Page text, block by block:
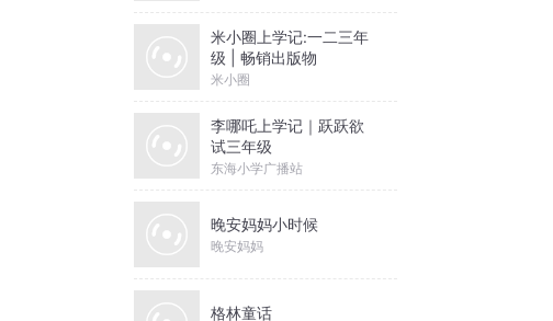
米小圈上学记:一二三年
级 | 畅销出版物
米小圈
李哪吒上学记｜跃跃欲
试三年级
东海小学广播站
晚安妈妈小时候
晚安妈妈
格林童话